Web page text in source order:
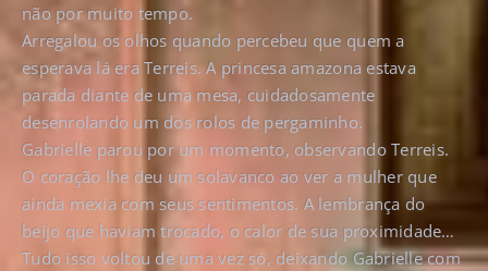
não por muito tempo.
Arregalou os olhos quando percebeu que quem a
esperava lá era Terreis. A princesa amazona estava
parada diante de uma mesa, cuidadosamente
desenrolando um dos rolos de pergaminho.
Gabrielle parou por um momento, observando Terreis.
O coração lhe deu um solavanco ao ver a mulher que
ainda mexia com seus sentimentos. A lembrança do
beijo que haviam trocado, o calor de sua proximidade…
Tudo isso voltou de uma vez só, deixando Gabrielle com